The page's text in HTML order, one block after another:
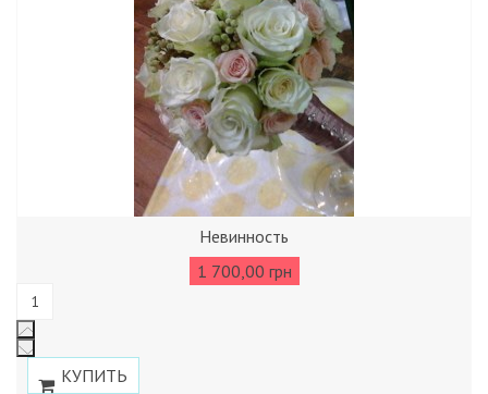
Невинность
1 700,00 грн